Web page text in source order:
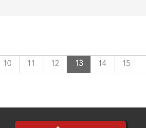
10 11 12 13 14 15